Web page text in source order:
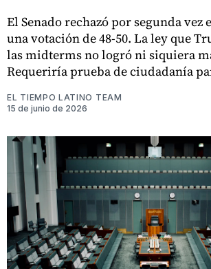
El Senado rechazó por segunda vez
una votación de 48-50. La ley que
las midterms no logró ni siquiera
Requeriría prueba de ciudadanía
EL TIEMPO LATINO TEAM
15 de junio de 2026